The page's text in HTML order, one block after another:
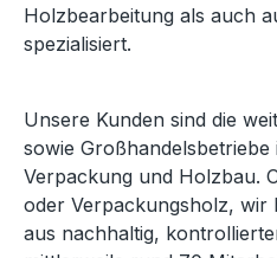
Holzbearbeitung als auch
spezialisiert.
Unsere Kunden sind die
sowie
Verpackung und Holzbau.
oder Verpackungsholz, wir
aus nachhaltig,